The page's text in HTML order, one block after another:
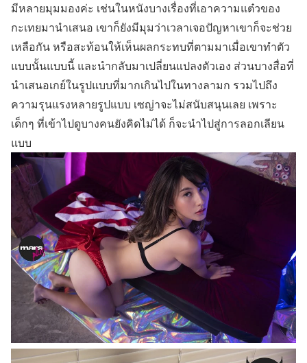
มีหลายมุมมองค่ะ เช่นในหนังบางเรื่องที่เอาความแต๋วของ
กะเทยมานำเสนอ เขาก็ยังมีมุมว่าเวลาเจอปัญหาเขาก็จะช่วย
เหลือกัน หรือสะท้อนให้เห็นผลกระทบที่ตามมาเมื่อเขาทำตัว
แบบนั้นแบบนี้ และนำกลับมาเปลี่ยนแปลงตัวเอง ส่วนบางสื่อที่
นำเสนอเกย์ในรูปแบบที่มากเกินไปในทางลามก รวมไปถึง
ความรุนแรงหลายรูปแบบ เซญ่าจะไม่สนับสนุนเลย เพราะ
เด็กๆ ที่เข้าไปดูบางคนยังคิดไม่ได้ ก็จะนำไปสู่การลอกเลียน
แบบ